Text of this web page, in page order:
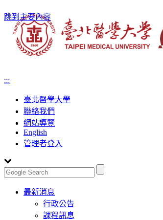
跳到主要內容
:::
臺北醫學大學
聯絡我們
網站導覽
English
管理者登入
Toggle
navigation
最新消息
行政公告
課程訊息